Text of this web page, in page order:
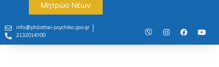
Μητρώο Νέων
info@philothei-psychiko.gov.gr
2132014700